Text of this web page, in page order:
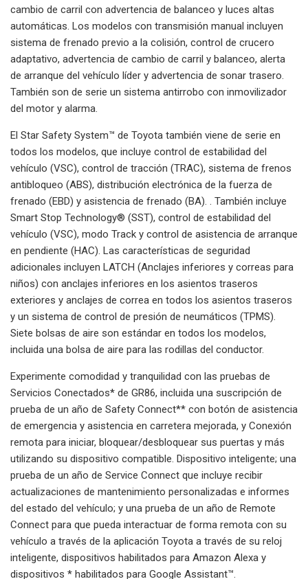
cambio de carril con advertencia de balanceo y luces altas
automáticas. Los modelos con transmisión manual incluyen
sistema de frenado previo a la colisión, control de crucero
adaptativo, advertencia de cambio de carril y balanceo, alerta
de arranque del vehículo líder y advertencia de sonar trasero.
También son de serie un sistema antirrobo con inmovilizador
del motor y alarma.
El Star Safety System™ de Toyota también viene de serie en
todos los modelos, que incluye control de estabilidad del
vehículo (VSC), control de tracción (TRAC), sistema de frenos
antibloqueo (ABS), distribución electrónica de la fuerza de
frenado (EBD) y asistencia de frenado (BA). . También incluye
Smart Stop Technology® (SST), control de estabilidad del
vehículo (VSC), modo Track y control de asistencia de arranque
en pendiente (HAC). Las características de seguridad
adicionales incluyen LATCH (Anclajes inferiores y correas para
niños) con anclajes inferiores en los asientos traseros
exteriores y anclajes de correa en todos los asientos traseros
y un sistema de control de presión de neumáticos (TPMS).
Siete bolsas de aire son estándar en todos los modelos,
incluida una bolsa de aire para las rodillas del conductor.
Experimente comodidad y tranquilidad con las pruebas de
Servicios Conectados* de GR86, incluida una suscripción de
prueba de un año de Safety Connect** con botón de asistencia
de emergencia y asistencia en carretera mejorada, y Conexión
remota para iniciar, bloquear/desbloquear sus puertas y más
utilizando su dispositivo compatible. Dispositivo inteligente; una
prueba de un año de Service Connect que incluye recibir
actualizaciones de mantenimiento personalizadas e informes
del estado del vehículo; y una prueba de un año de Remote
Connect para que pueda interactuar de forma remota con su
vehículo a través de la aplicación Toyota a través de su reloj
inteligente, dispositivos habilitados para Amazon Alexa y
dispositivos * habilitados para Google Assistant™.